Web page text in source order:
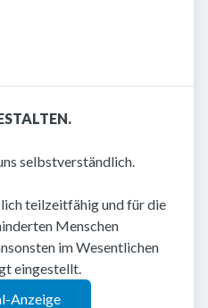
selbstverständlich.
teilzeitfähig und für die
Menschen
im Wesentlichen
eingestellt.
Anzeige